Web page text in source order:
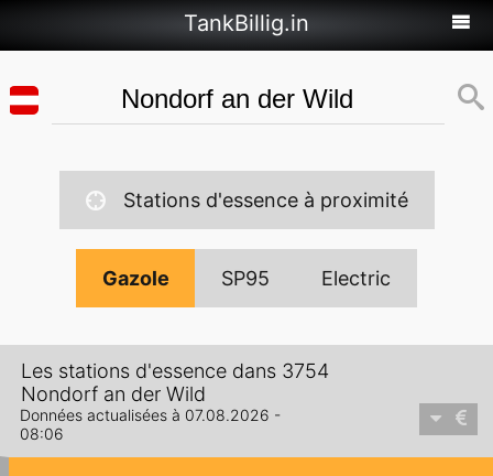
TankBillig.in
Stations d'essence à proximité
Gazole SP95 Electric
Les stations d'essence dans 3754
Nondorf an der Wild
Données actualisées à 07.08.2026 -
08:06